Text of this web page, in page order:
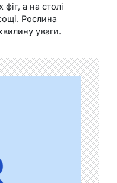
а на столі
Рослина
уваги.